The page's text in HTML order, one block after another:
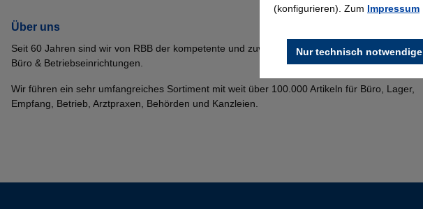
Über uns
Seit 60 Jahren sind wir von RBB der kompetente und zuverlässige Partner für den Kauf von
Büro & Betriebseinrichtungen.
Wir führen ein sehr umfangreiches Sortiment mit weit über 100.000 Artikeln für Büro, Lager,
Empfang, Betrieb, Arztpraxen, Behörden und Kanzleien.
(konfigurieren). Zum Impressum
Nur technisch notwendige